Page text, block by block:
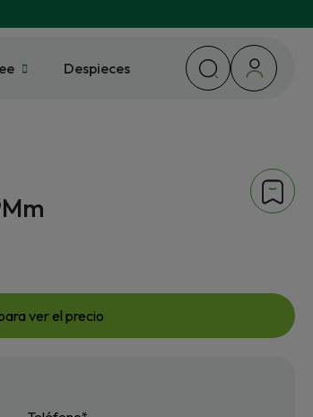
Despieces
ver el precio